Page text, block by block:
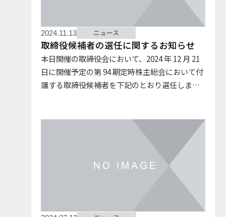
2024.11.13 ニュース
取締役候補者の選任に関するお知らせ
本日開催の取締役会において、2024 年 12 月 21
日に開催予定の第 94 期定時株主総会において付
議する取締役候補者を下記のとおり選任しまし